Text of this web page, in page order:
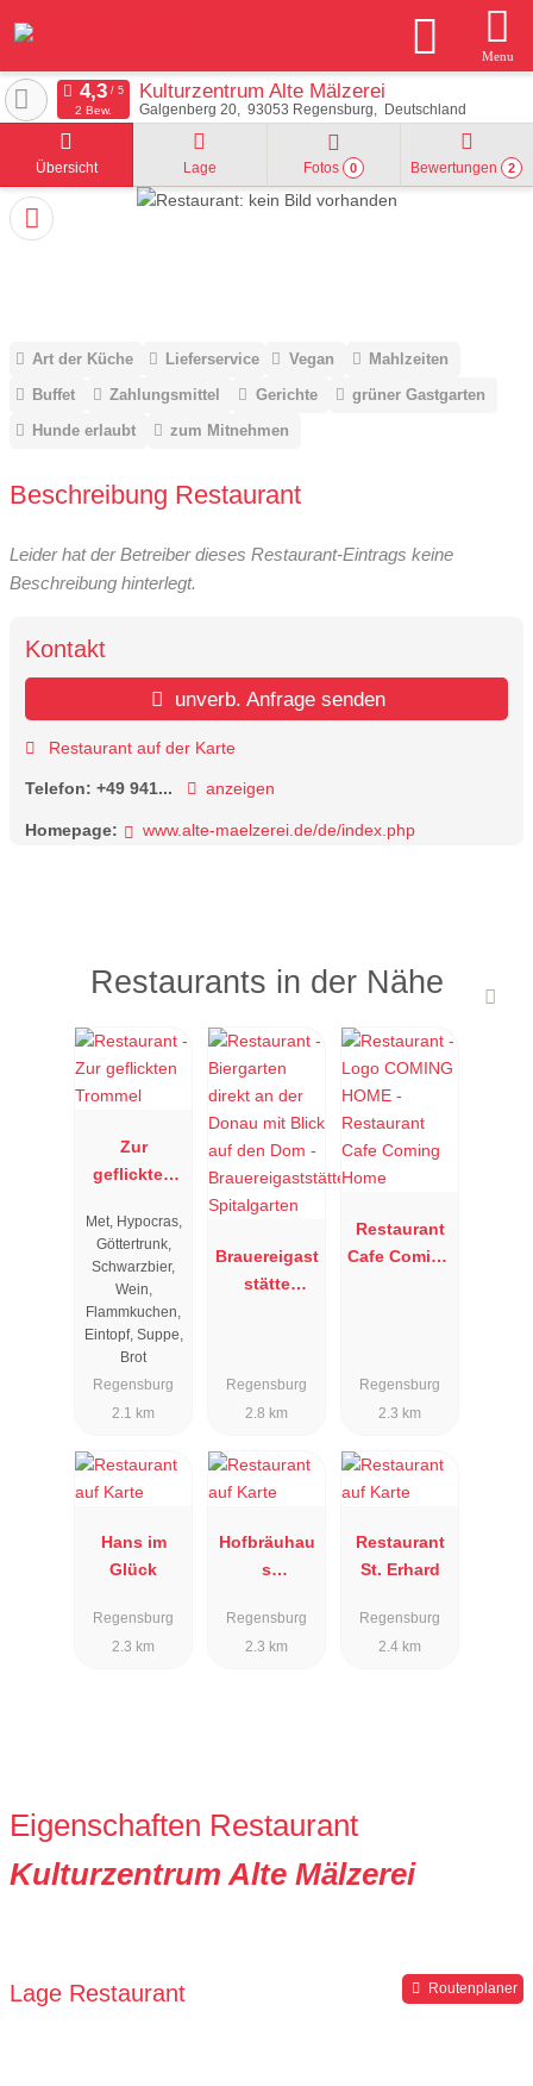
Menu
Kulturzentrum Alte Mälzerei
Galgenberg 20 93053 Regensburg Deutschland
2 Bew.
Übersicht Lage Fotos 0 Bewertungen 2
Art der Küche Lieferservice Vegan
Mahlzeiten
Buffet
Zahlungsmittel Gerichte
grüner Gastgarten
Hunde erlaubt
zum Mitnehmen
Beschreibung Restaurant
Leider hat der Betreiber dieses Restaurant-Eintrags keine
Beschreibung hinterlegt.
Kontakt
unverb. Anfrage senden
Restaurant auf der Karte
Telefon: +49 941... anzeigen
Homepage: www.alte-maelzerei.de/de/index.php
Restaurants in der Nähe
Zur
geflickten
Met, Hypocras,
Göttertrunk,
Schwarzbier,
Wein,
Flammkuchen,
Eintopf, Suppe,
Brot
Regensburg
2.1 km
Brauereigast
stätte
Regensburg
2.8 km
Restaurant
Cafe Coming
Regensburg
2.3 km
Hans im
Glück
Regensburg
2.3 km
Hofbräuhau
s
Regensburg
2.3 km
Restaurant
St. Erhard
Regensburg
2.4 km
Eigenschaften Restaurant
Kulturzentrum Alte Mälzerei
Lage Restaurant Routenplaner